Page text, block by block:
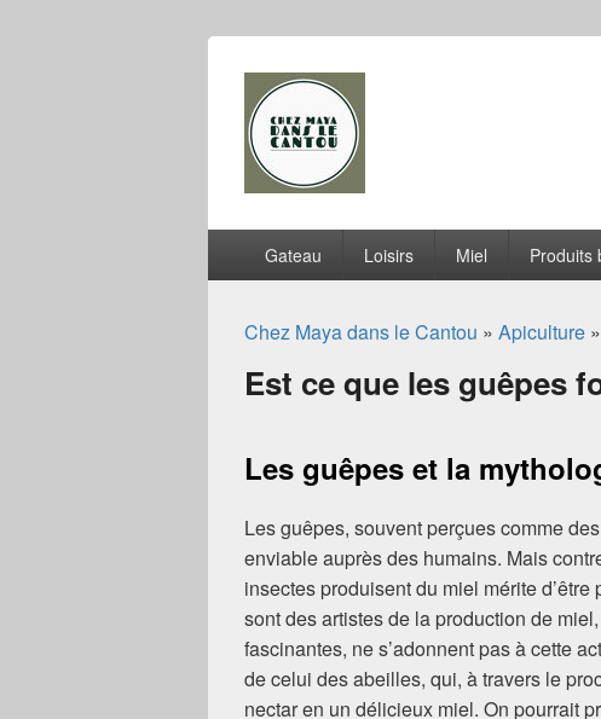
Chez Maya dans
principalGateau Loisirs Miel Produits
Chez Maya dans le Cantou » Apiculture
Est ce que les guêpes
Les guêpes et la
Les guêpes, souvent perçues comme
enviable auprès des humains. Mais
insectes produisent du miel mérite
sont des artistes de la production de
fascinantes, ne s’adonnent pas à cette
de celui des abeilles, qui, à travers le
nectar en un délicieux miel. On pourrait